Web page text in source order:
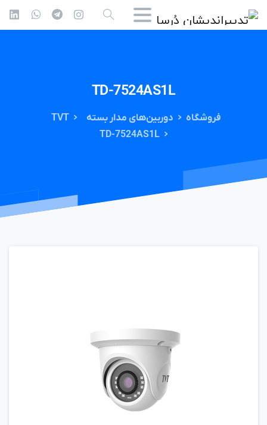
TD-7524AS1L
فروشگاه دوربین‌های مدار بسته
TVT
TD-7524AS1L